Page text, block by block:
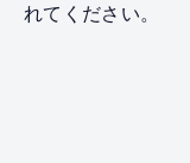
れてください。